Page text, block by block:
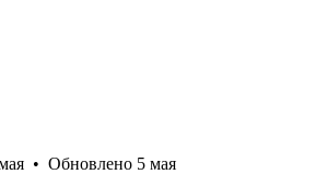
• Обновлено 5 мая